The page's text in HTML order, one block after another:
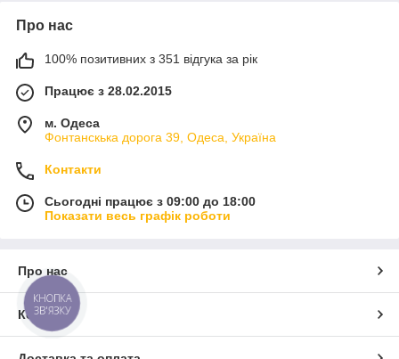
Про нас
100% позитивних з 351 відгука за рік
Працює з 28.02.2015
м. Одеса
Фонтанскька дорога 39, Одеса, Україна
Контакти
Сьогодні працює з 09:00 до 18:00
Показати весь графік роботи
Про нас
Контакти
КНОПКА
ЗВ'ЯЗКУ